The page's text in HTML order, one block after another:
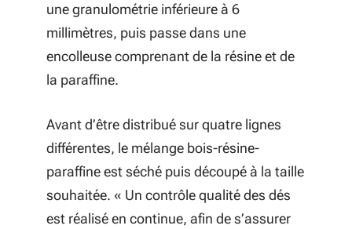
une granulométrie inférieure à 6
millimètres, puis passe dans une
encolleuse comprenant de la résine et de
la paraffine.
Avant d’être distribué sur quatre lignes
différentes, le mélange bois-résine-
paraffine est séché puis découpé à la taille
souhaitée. « Un contrôle qualité des dés
est réalisé en continue, afin de s’assurer